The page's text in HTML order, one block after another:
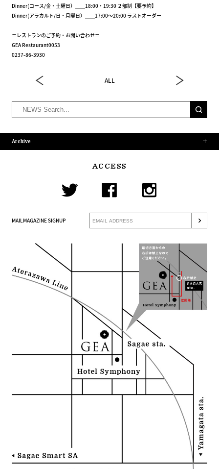
Dinner(コース/金・土曜日）＿＿18:00・19:30 ２部制【要予約】
Dinner(アラカルト/日・月曜日）＿＿17:00～20:00 ラストオーダー
＝レストランのご予約・お問い合わせ＝
GEA Restaurant0053
0237-86-3930
ALL
Archive
ACCESS
MAILMAGAZINE SIGNUP